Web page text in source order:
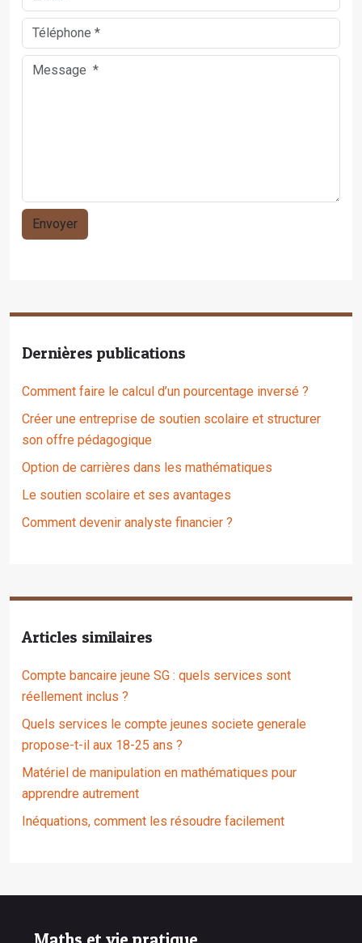
Dernières publications
Comment faire le calcul d’un pourcentage inversé ?
Créer une entreprise de soutien scolaire et structurer
son offre pédagogique
Option de carrières dans les mathématiques
Le soutien scolaire et ses avantages
Comment devenir analyste financier ?
Articles similaires
Compte bancaire jeune SG : quels services sont
réellement inclus ?
Quels services le compte jeunes societe generale
propose-t-il aux 18-25 ans ?
Matériel de manipulation en mathématiques pour
apprendre autrement
Inéquations, comment les résoudre facilement